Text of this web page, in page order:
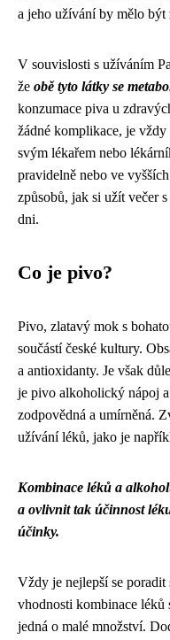
a jeho užívání by mělo být
V souvislosti s užíváním
že obě tyto látky se
konzumace piva u
žádné komplikace, je
svým lékařem nebo
pravidelně nebo ve
způsobů, jak si užít večer
dni.
Co je pivo?
Pivo, zlatavý mok s
součástí české kultury.
a antioxidanty. Je však
je pivo alkoholický nápoj
zodpovědná a umírněná.
užívání léků, jako je
Kombinace léků a
a ovlivnit tak účinnost
účinky.
Vždy je nejlepší se
vhodnosti kombinace léků
jedná o malé množství.